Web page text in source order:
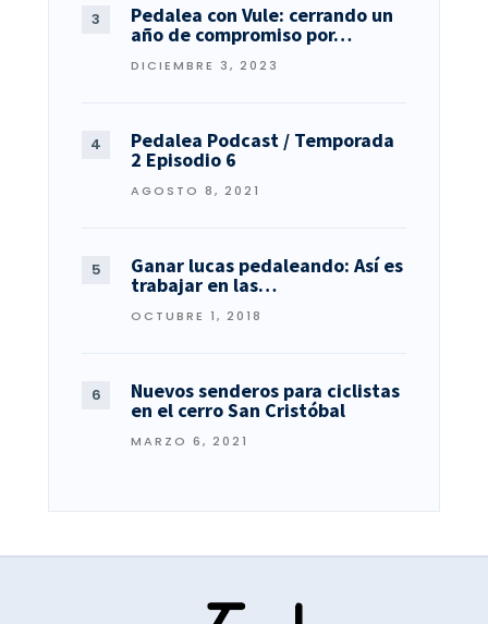
Pedalea con Vule: cerrando un
año de compromiso por…
DICIEMBRE 3, 2023
Pedalea Podcast / Temporada
2 Episodio 6
AGOSTO 8, 2021
Ganar lucas pedaleando: Así es
trabajar en las…
OCTUBRE 1, 2018
Nuevos senderos para ciclistas
en el cerro San Cristóbal
MARZO 6, 2021